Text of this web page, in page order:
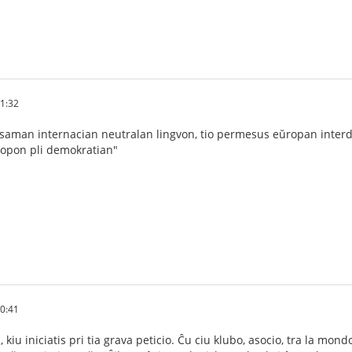
internacian neutralan lingvon, tio permesus eŭropan
pli demokratian"
kiu iniciatis pri tia grava peticio. Ĉu ciu klubo, asocio, tra la